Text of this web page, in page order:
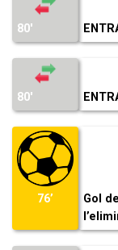
80′
80′
76’
Gol